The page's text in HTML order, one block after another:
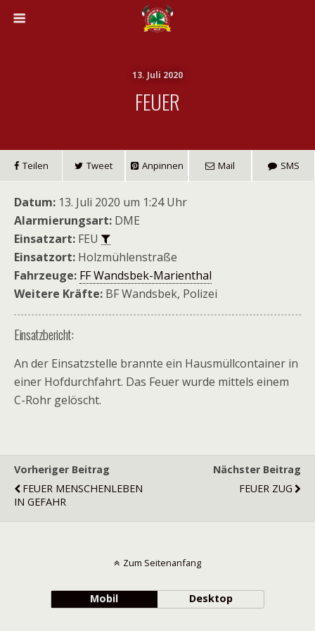
13. Juli 2020
FEUER
Teilen Tweet Anpinnen Mail SMS
Datum: 13. Juli 2020 um 1:24 Uhr
Alarmierungsart: DME
Einsatzart: FEU
Einsatzort: Holzmühlenstraße
Fahrzeuge: FF Wandsbek-Marienthal
Weitere Kräfte: BF Wandsbek, Polizei
Einsatzbericht:
An der Einsatzstelle brannte ein Hausmüllcontainer in
einer Hofdurchfahrt. Das Feuer wurde mittels einem
C-Rohr gelöscht.
Vorheriger Beitrag
FEUER MENSCHENLEBEN
IN GEFAHR
Nächster Beitrag
FEUER ZUG
Zum Seitenanfang
Mobil Desktop